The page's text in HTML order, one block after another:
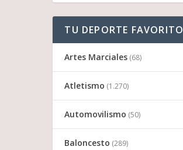
TU DEPORTE FAVORITO
Artes Marciales (68)
Atletismo (1.270)
Automovilismo (50)
Baloncesto (289)